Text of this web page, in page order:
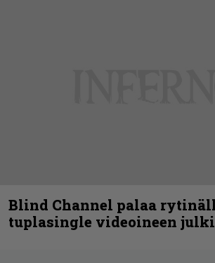
Blind Channel palaa
tuplasingle videoineen julki